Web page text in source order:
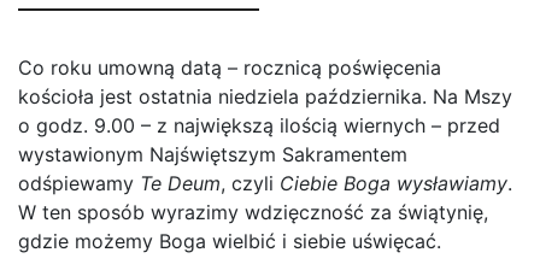
Co roku umowną datą – rocznicą poświęcenia
kościoła jest ostatnia niedziela października. Na Mszy
o godz. 9.00 – z największą ilością wiernych – przed
wystawionym Najświętszym Sakramentem
odśpiewamy Te Deum, czyli Ciebie Boga wysławiamy.
W ten sposób wyrazimy wdzięczność za świątynię,
gdzie możemy Boga wielbić i siebie uświęcać.